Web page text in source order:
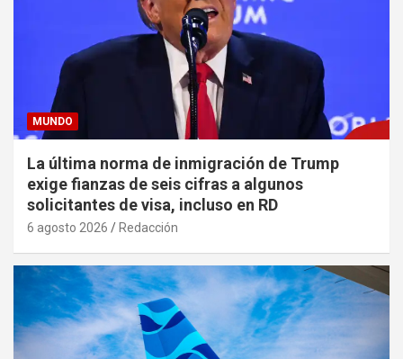
MUNDO
La última norma de inmigración de Trump
exige fianzas de seis cifras a algunos
solicitantes de visa, incluso en RD
6 agosto 2026 Redacción